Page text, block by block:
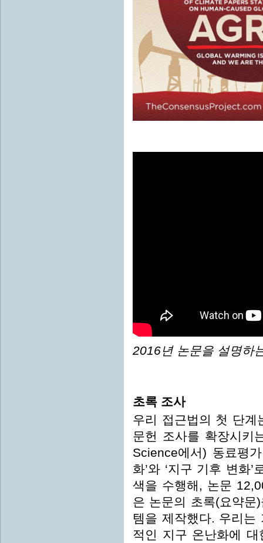
2016년 논문을 설명하
초록 조사
우리 접근법의 첫 단계
문헌 조사를 확장시키
Science에서) 동료평
화’와 ‘지구 기후 변화
색을 수행해, 논문
은 논문의 초록(요약문
템을 제작했다. 우리는
적인 지구 온난화에